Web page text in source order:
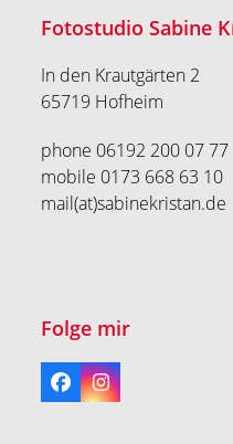
Fotostudio Sabine
In den Krautgärten 2
65719 Hofheim
phone 06192 200 07 77
mobile 0173 668 63 10
mail(at)sabinekristan.de
Folge mir
FacebookInstagram